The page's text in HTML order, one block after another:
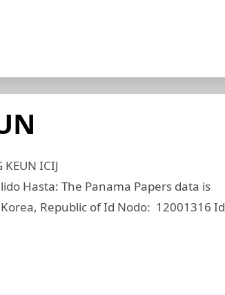
ICIJ
Hasta: The Panama Papers data is
Republic of Id Nodo: 12001316 Id